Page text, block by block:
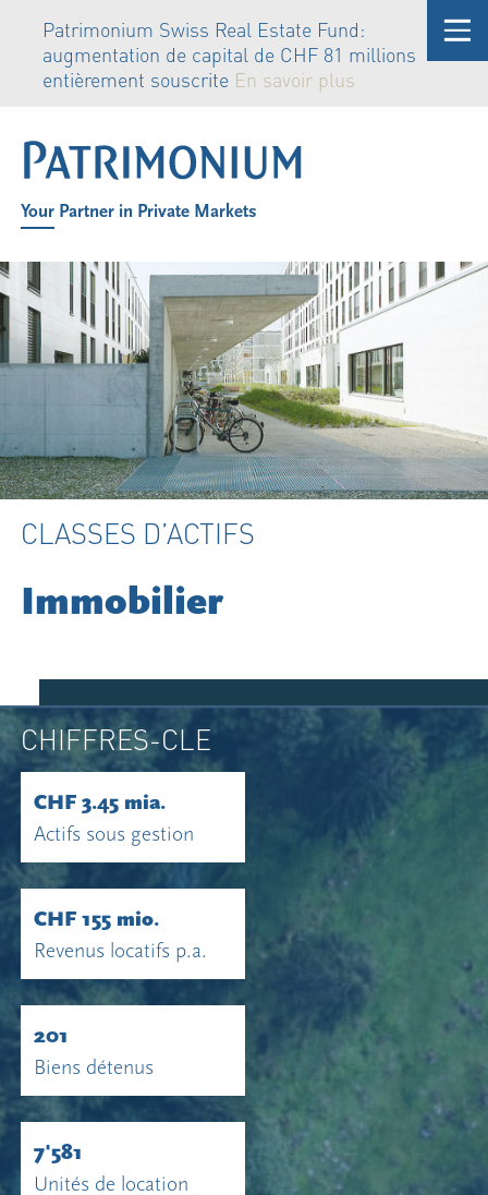
Swiss Real Estate Fund:
de capital de CHF 81 millions
souscriteEn savoir plus
Your Partner in Private Markets
CLASSES D’ACTIFS
Immobilier
CHIFFRES-CLE
CHF 3.45 mia.
Actifs sous gestion
CHF 155 mio.
Revenus locatifs p.a.
201
Biens détenus
7'581
Unités de location